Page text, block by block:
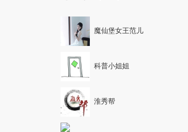
魔仙堡女王范儿
科普小姐姐
淮秀帮